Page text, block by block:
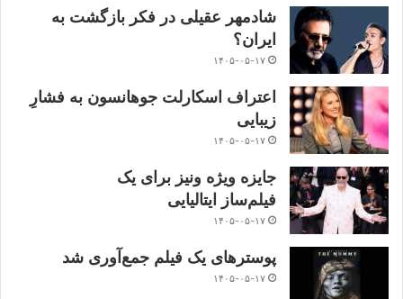
شادمهر عقیلی در فکر بازگشت به
ایران؟
۱۴۰۵-۰۵-۱۷
اعتراف اسکارلت جوهانسون به فشارِ
زیبایی
۱۴۰۵-۰۵-۱۷
جایزه ویژه ونیز برای یک
فیلم‌ساز ایتالیایی
۱۴۰۵-۰۵-۱۷
پوسترهای یک فیلم جمع‌آوری شد
۱۴۰۵-۰۵-۱۷